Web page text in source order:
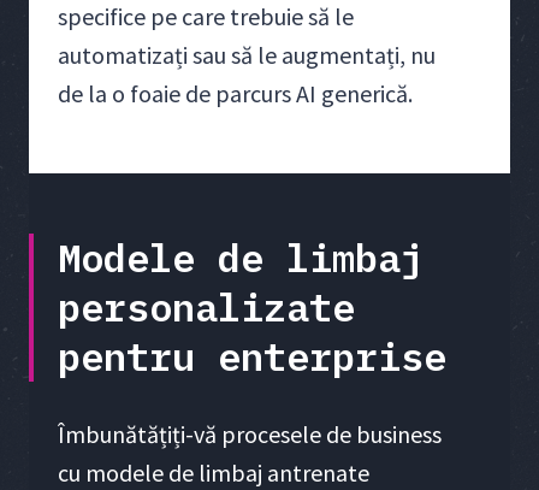
specifice pe care trebuie să le
automatizați sau să le augmentați, nu
de la o foaie de parcurs AI generică.
Modele de limbaj
personalizate
pentru enterprise
Îmbunătățiți-vă procesele de business
cu modele de limbaj antrenate